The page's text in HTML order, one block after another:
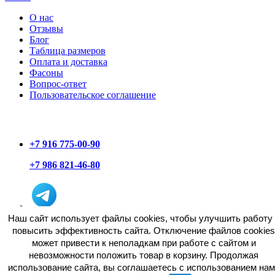
О нас
Отзывы
Блог
Таблица размеров
Оплата и доставка
Фасоны
Вопрос-ответ
Пользовательское соглашение
+7 916 775-00-90
+7 986 821-46-80
Наш сайт использует файлы cookies, чтобы улучшить работу
повысить эффективность сайта. Отключение файлов cookies
может привести к неполадкам при работе с сайтом и
невозможности положить товар в корзину. Продолжая
использование сайта, вы соглашаетесь c использованием